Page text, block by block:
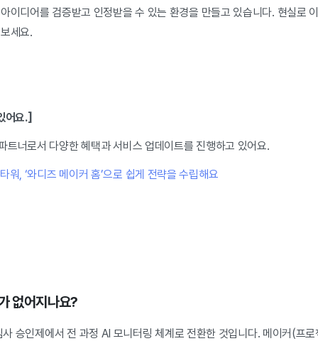
이디어를 검증받고 인정받을 수 있는 환경을 만들고 있습니다. 현실로
세요.
어요.]
트너로서 다양한 혜택과 서비스 업데이트를 진행하고 있어요.
워, ‘와디즈 메이커 홈’으로 쉽게 전략을 수립해요
없어지나요?
승인제에서 전 과정 AI 모니터링 체계로 전환한 것입니다. 메이커(프